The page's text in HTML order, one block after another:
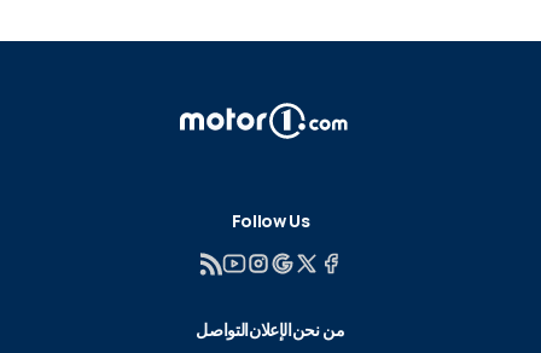
Follow Us
من نحنالإعلانالتواصل